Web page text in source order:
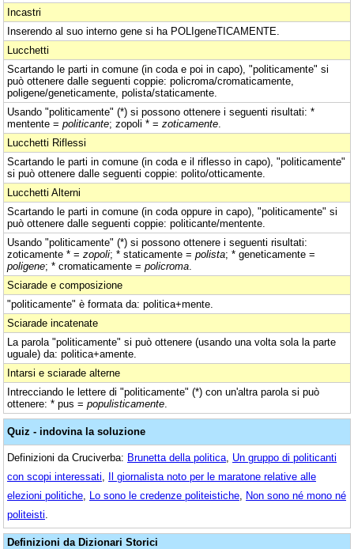
Incastri
Inserendo al suo interno gene si ha POLIgeneTICAMENTE.
Lucchetti
Scartando le parti in comune (in coda e poi in capo), "politicamente" si
può ottenere dalle seguenti coppie: policroma/cromaticamente,
poligene/geneticamente, polista/staticamente.
Usando "politicamente" (*) si possono ottenere i seguenti risultati: *
mentente = politicante; zopoli * = zoticamente
Lucchetti Riflessi
Scartando le parti in comune (in coda e il riflesso in capo), "politicamente"
si può ottenere dalle seguenti coppie: polito/otticamente.
Lucchetti Alterni
Scartando le parti in comune (in coda oppure in capo), "politicamente" si
può ottenere dalle seguenti coppie: politicante/mentente.
Usando "politicamente" (*) si possono ottenere i seguenti risultati:
zoticamente * = zopoli; * staticamente = polista; * geneticamente =
poligene; * cromaticamente = policroma
Sciarade e composizione
"politicamente" è formata da: politica+mente.
Sciarade incatenate
La parola "politicamente" si può ottenere (usando una volta sola la parte
uguale) da: politica+amente.
Intarsi e sciarade alterne
Intrecciando le lettere di "politicamente" (*) con un'altra parola si può
ottenere: * pus = populisticamente
Quiz - indovina la soluzione
Definizioni da Cruciverba: Brunetta della politica Un gruppo di politicanti
con scopi interessati
Il giornalista noto per le maratone relative alle
elezioni politiche Lo sono le credenze politeistiche Non sono né mono né
politeisti
Definizioni da Dizionari Storici